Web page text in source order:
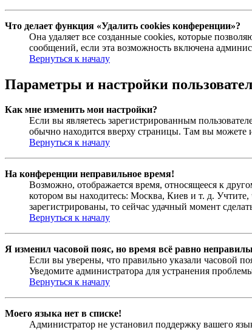
Что делает функция «Удалить cookies конференции»?
Она удаляет все созданные cookies, которые
сообщений, если эта возможность включена
Вернуться к началу
Параметры и настройки
Как мне изменить мои настройки?
Если вы являетесь зарегистрированным
обычно находится вверху страницы. Там вы можете
Вернуться к началу
На конференции неправильное время!
Возможно, отображается время, относящееся к
котором вы находитесь: Москва, Киев и т. д. Учтите,
зарегистрированы, то сейчас удачный момент
Вернуться к началу
Я изменил часовой пояс, но время всё равно
Если вы уверены, что правильно указали часовой
Уведомите администратора для устранения
Вернуться к началу
Моего языка нет в списке!
Администратор не установил поддержку вашего